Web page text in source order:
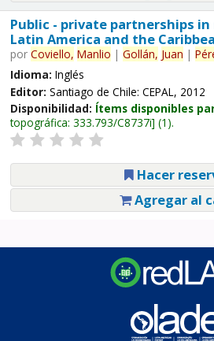
Public - private partnerships
Latin America and the
por Coviello, Manlio | Gollán, Juan |
Idioma: Inglés
Editor: Santiago de Chile: CEPAL, 2012
Disponibilidad: Ítems disponibles
topográfica: 333.793/C8737i (1).
Hacer
Agregar al